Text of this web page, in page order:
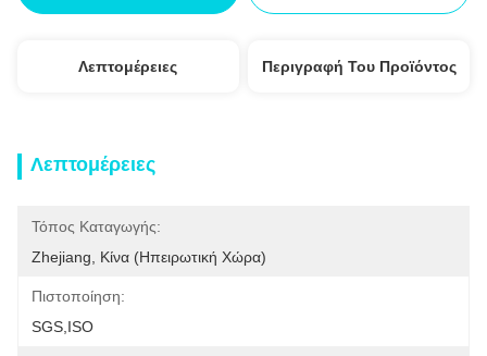
Λεπτομέρειες Περιγραφή Του Προϊόντος
Λεπτομέρειες
Τόπος Καταγωγής:
Zhejiang, Κίνα (ηπειρωτική Χώρα)
Πιστοποίηση:
SGS,ISO